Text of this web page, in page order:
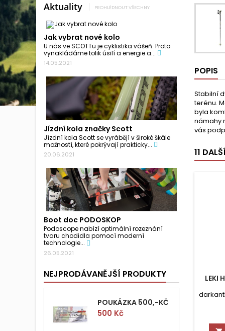
Aktuality PROHLÉDNOUT VŠECHNY
Jak vybrat nové kolo
U nás ve SCOTTu je cyklistika vášeň. Proto
vynakládáme tolik úsilí a energie a...
14.05.2021
Jízdní kola značky Scott
Jízdní kola Scott se vyrábějí v široké škále
možností, které pokrývají prakticky...
20.06.2021
Boot doc PODOSKOP
Podoscope nabízí optimální rozeznání
tvaru chodidla pomocí moderní
technologie...
26.05.2021
NEJPRODÁVANĚJŠÍ PRODUKTY
POUKÁZKA 500,-KČ
Cena
500 Kč
POPIS
Stabilní
terénu.
byla
námahy
vás
11
LEKI